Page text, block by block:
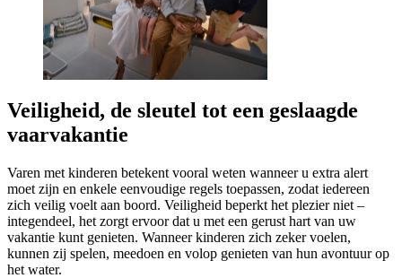
Veiligheid, de sleutel tot een geslaagde
vaarvakantie
Varen met kinderen betekent vooral weten wanneer u extra alert
moet zijn en enkele eenvoudige regels toepassen, zodat iedereen
zich veilig voelt aan boord. Veiligheid beperkt het plezier niet –
integendeel, het zorgt ervoor dat u met een gerust hart van uw
vakantie kunt genieten. Wanneer kinderen zich zeker voelen,
kunnen zij spelen, meedoen en volop genieten van hun avontuur op
het water.